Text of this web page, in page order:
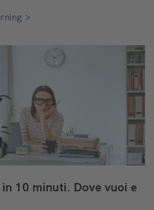
>
in 10 minuti. Dove vuoi e